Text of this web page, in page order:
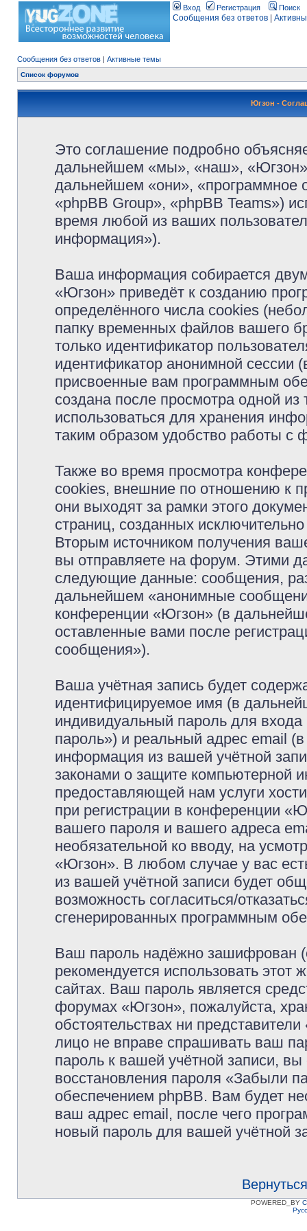
Вход Регистрация Поиск
Сообщения без ответов
Сообщения без ответов | Активные темы
Список форумов
Югзон -
Это соглашение подробно
дальнейшем «мы», «наш»,
дальнейшем «они», «программное
«phpBB Group», «phpBB Teams»)
время любой из ваших
информация»).
Ваша информация собирается
«Югзон» приведёт к созданию
определённого числа cookies
папку временных файлов вашего
только идентификатор
идентификатор анонимной сессии
присвоенные вам программным
создана после просмотра одной
использоваться для хранения
таким образом удобство работы с
Также во время просмотра
cookies, внешние по отношению к
они выходят за рамки этого
страниц, созданных
Вторым источником получения
вы отправляете на форум. Этими
следующие данные: сообщения,
дальнейшем «анонимные
конференции «Югзон» (в
оставленные вами после
сообщения»).
Ваша учётная запись будет
идентифицируемое имя (в
индивидуальный пароль для
пароль») и реальный адрес email
информация из вашей учётной
законами о защите компьютерной
предоставляющей нам услуги
при регистрации в конференции
вашего пароля и вашего адреса
необязательной ко вводу, на
«Югзон». В любом случае у вас
из вашей учётной записи будет
возможность согласиться/
сгенерированных программным
Ваш пароль надёжно зашифрован
рекомендуется использовать этот
сайтах. Ваш пароль является
форумах «Югзон», пожалуйста,
обстоятельствах ни
лицо не вправе спрашивать ваш
пароль к вашей учётной записи,
восстановления пароля «Забыли
обеспечением phpBB. Вам будет
ваш адрес email, после чего
новый пароль для вашей учётной
POWERED_BY